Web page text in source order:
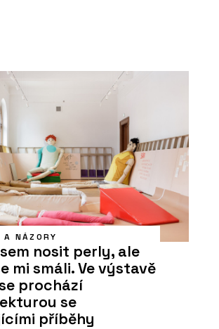
A NÁZORY
nosit perly, ale
mi smáli. Ve výstavě
prochází
se
příběhy